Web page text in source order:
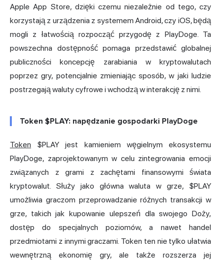
Apple App Store, dzięki czemu niezależnie od tego, czy
korzystają z urządzenia z systemem Android, czy iOS, będą
mogli z łatwością rozpocząć przygodę z PlayDoge. Ta
powszechna dostępność pomaga przedstawić globalnej
publiczności koncepcję zarabiania w kryptowalutach
poprzez gry, potencjalnie zmieniając sposób, w jaki ludzie
postrzegają waluty cyfrowe i wchodzą w interakcję z nimi.
Token $PLAY: napędzanie gospodarki PlayDoge
Token $PLAY jest kamieniem węgielnym ekosystemu
PlayDoge, zaprojektowanym w celu zintegrowania emocji
związanych z grami z zachętami finansowymi świata
kryptowalut. Służy jako główna waluta w grze, $PLAY
umożliwia graczom przeprowadzanie różnych transakcji w
grze, takich jak kupowanie ulepszeń dla swojego Doży,
dostęp do specjalnych poziomów, a nawet handel
przedmiotami z innymi graczami. Token ten nie tylko ułatwia
wewnętrzną ekonomię gry, ale także rozszerza jej